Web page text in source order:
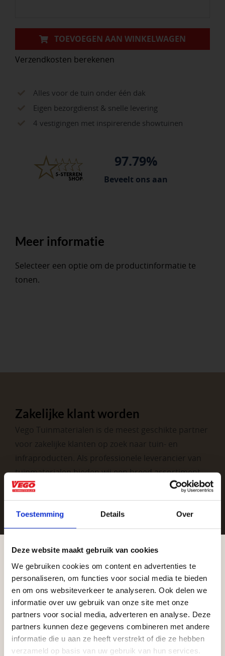
Toestemming Details Over
Deze website maakt gebruik van cookies
We gebruiken cookies om content en advertenties te
personaliseren, om functies voor social media te bieden
en om ons websiteverkeer te analyseren. Ook delen we
informatie over uw gebruik van onze site met onze
partners voor social media, adverteren en analyse. Deze
partners kunnen deze gegevens combineren met andere
informatie die u aan ze heeft verstrekt of die ze hebben
verzameld op basis van uw gebruik van hun services.
TOEVOEGEN AAN WINKELWAGEN
Verzendkosten berekenen
Alles voor de tuin onder één dak
Eigen bezorgdienst & snelle levering
4 vestigingen met inspirerende showtuinen
97.79%
Beveelt ons aan
Meer informatie
Selecteer een optie om de productinformatie te
tonen.
Zakelijke klant worden
Vego Tuinmaterialen is de meest geschikte partner
voor zakelijke klanten op zoek naar tuin- en
infraproducten. Als professionele leverancier van
tuinmaterialen bieden wij een breed assortiment
aan producten van topkwaliteit. Lees meer over de
zakelijke mogelijkheden.
Vrijblijvend advies?
Geen probleem, wij hebben alles voor uw
Aangepaste openingstijden tijdens de
vakantieperiode
Waardenburg en Vego Dordrecht hanteren tijdens
de vakantieperiode aangepaste openingstijden op
zaterdag. Bekijk de vestigingspagina voor de